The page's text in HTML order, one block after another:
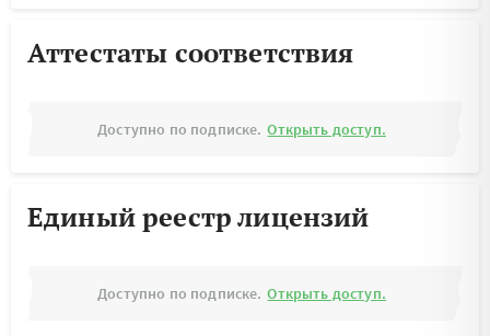
Аттестаты соответствия
Доступно по подписке. Открыть доступ.
Единый реестр лицензий
Доступно по подписке. Открыть доступ.